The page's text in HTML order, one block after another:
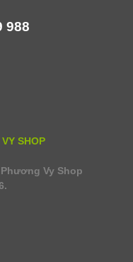
988
SHOP
Vy Shop